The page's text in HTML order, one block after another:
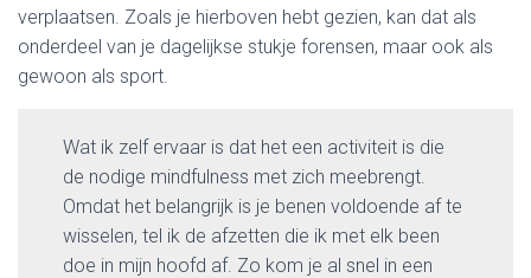
verplaatsen. Zoals je hierboven hebt gezien, kan dat als
onderdeel van je dagelijkse stukje forensen, maar ook als
gewoon als sport.
Wat ik zelf ervaar is dat het een activiteit is die
de nodige mindfulness met zich meebrengt.
Omdat het belangrijk is je benen voldoende af te
wisselen, tel ik de afzetten die ik met elk been
doe in mijn hoofd af. Zo kom je al snel in een